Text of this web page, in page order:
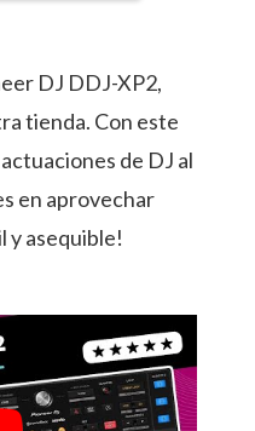
DJ DDJ-XP2,
tienda. Con este
de DJ al
en aprovechar
y asequible!